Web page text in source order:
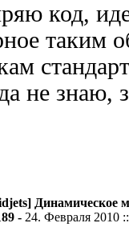
код,
таким
не знаю,
Динамическое
- 24. Февраля 2010